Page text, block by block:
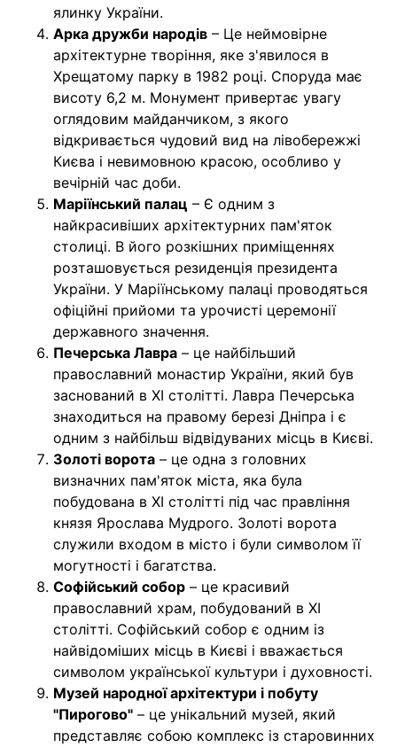
ялинку України.
Арка дружби народів – Це неймовірне
архітектурне творіння, яке з'явилося в
Хрещатому парку в 1982 році. Споруда має
висоту 6,2 м. Монумент привертає увагу
оглядовим майданчиком, з якого
відкривається чудовий вид на лівобережжі
Києва і невимовною красою, особливо у
вечірній час доби.
Маріїнський палац – Є одним з
найкрасивіших архітектурних пам'яток
столиці. В його розкішних приміщеннях
розташовується резиденція президента
України. У Маріїнському палаці проводяться
офіційні прийоми та урочисті церемонії
державного значення.
Печерська Лавра – це найбільший
православний монастир України, який був
заснований в XI столітті. Лавра Печерська
знаходиться на правому березі Дніпра і є
одним з найбільш відвідуваних місць в Києві.
Золоті ворота – це одна з головних
визначних пам'яток міста, яка була
побудована в XI столітті під час правління
князя Ярослава Мудрого. Золоті ворота
служили входом в місто і були символом її
могутності і багатства.
Софійський собор – це красивий
православний храм, побудований в XI
столітті. Софійський собор є одним із
найвідоміших місць в Києві і вважається
символом української культури і духовності.
Музей народної архітектури і побуту
"Пирогово" – це унікальний музей, який
представляє собою комплекс із старовинних